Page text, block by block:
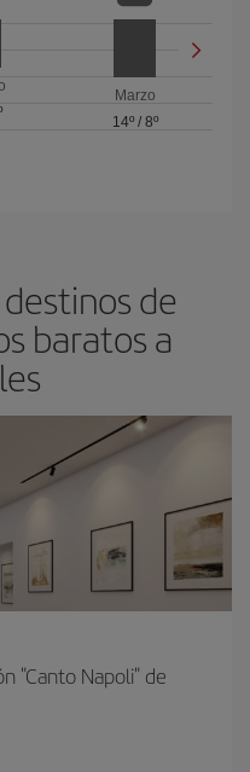
Marzo
14º/ 8º
de
baratos a
"Canto Napoli" de